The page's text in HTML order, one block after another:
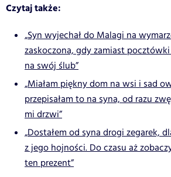
Czytaj także:
„Syn wyjechał do Malagi na
zaskoczona, gdy zamiast pocztówki
na swój ślub”
„Miałam piękny dom na wsi i sad
przepisałam to na syna, od razu
mi drzwi”
„Dostałem od syna drogi zegarek,
z jego hojności. Do czasu aż
ten prezent”